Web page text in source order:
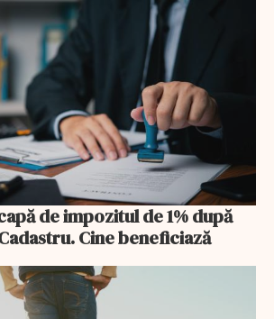
de impozitul de 1% după
Cine beneficiază